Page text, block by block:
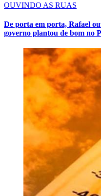
OUVINDO AS RUAS
De porta em porta, Rafael
governo plantou de bom no